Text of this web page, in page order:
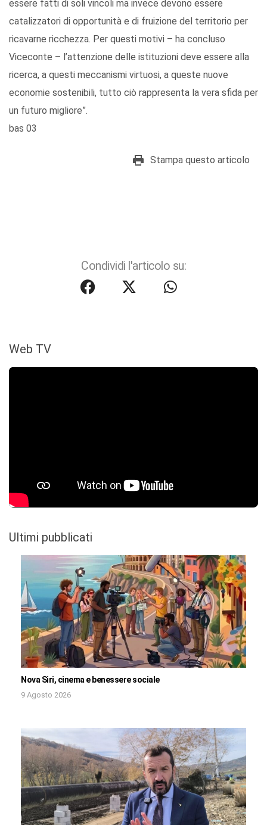
essere fatti di soli vincoli ma invece devono essere
catalizzatori di opportunità e di fruizione del territorio per
ricavarne ricchezza. Per questi motivi – ha concluso
Viceconte – l’attenzione delle istituzioni deve essere alla
ricerca, a questi meccanismi virtuosi, a queste nuove
economie sostenibili, tutto ciò rappresenta la vera sfida per
un futuro migliore”.
bas 03
Stampa questo articolo
Condividi l'articolo su:
Web TV
Ultimi pubblicati
Nova Siri, cinema e benessere sociale
9 Agosto 2026